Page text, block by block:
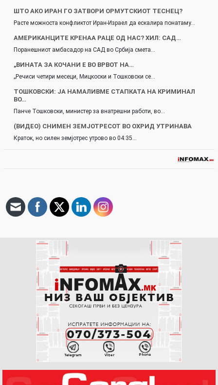
ШТО АКО ИРАН ГО ЗАТВОРИ ОРМУТСКИОТ ТЕСНЕЦ?
Расте можноста конфликтот Иран-Израел да ескалира понатаму…
AМЕРИКАНЦИТЕ КРЕНАА РАЦЕ ОД НАС? ХИЛ: САД…
Поранешниот амбасадор на САД во Србија смета…
„ВИНАТА ЗА КОЧАНИ Е ВО ВРВОТ НА…
„Речиси четири месеци, Мицкоски и Тошковски се…
ТОШКОВСКИ: ЈА НАМАЛИВМЕ СТАПКАТА НА КРИМИНАЛ
ВО…
Панче Тошковски, министер за внатрешни работи, во…
(ВИДЕО) СНИМЕН ЗЕМЈОТРЕСОТ ВО ОХРИД УТРИНАВА
Краток, но силен земјотрес утрово во 04:35…